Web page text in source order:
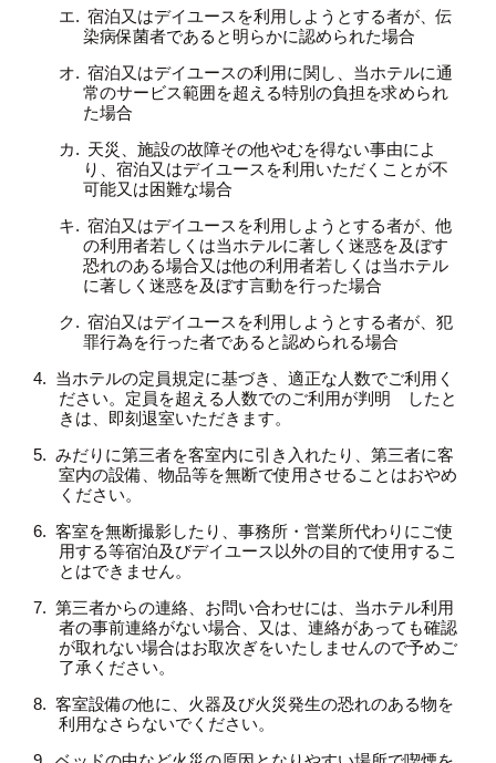
宿泊又はデイユースを利用しようとする者が、伝
染病保菌者であると明らかに認められた場合
宿泊又はデイユースの利用に関し、当ホテルに通
常のサービス範囲を超える特別の負担を求められ
た場合
天災、施設の故障その他やむを得ない事由によ
り、宿泊又はデイユースを利用いただくことが不
可能又は困難な場合
宿泊又はデイユースを利用しようとする者が、他
の利用者若しくは当ホテルに著しく迷惑を及ぼす
恐れのある場合又は他の利用者若しくは当ホテル
に著しく迷惑を及ぼす言動を行った場合
宿泊又はデイユースを利用しようとする者が、犯
罪行為を行った者であると認められる場合
当ホテルの定員規定に基づき、適正な人数でご利用く
ださい。定員を超える人数でのご利用が判明 したと
きは、即刻退室いただきます。
みだりに第三者を客室内に引き入れたり、第三者に客
室内の設備、物品等を無断で使用させることはおやめ
ください。
客室を無断撮影したり、事務所・営業所代わりにご使
用する等宿泊及びデイユース以外の目的で使用するこ
とはできません。
第三者からの連絡、お問い合わせには、当ホテル利用
者の事前連絡がない場合、又は、連絡があっても確認
が取れない場合はお取次ぎをいたしませんので予めご
了承ください。
客室設備の他に、火器及び火災発生の恐れのある物を
利用なさらないでください。